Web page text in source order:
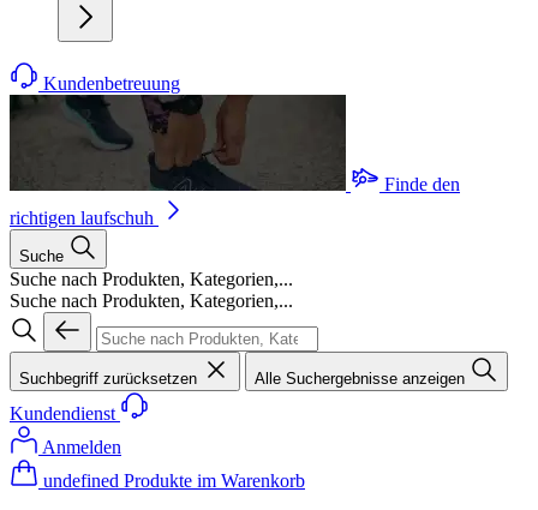
Kundenbetreuung
Finde den
richtigen laufschuh
Suche
Suche nach Produkten, Kategorien,...
Suche nach Produkten, Kategorien,...
Suchbegriff zurücksetzen Alle Suchergebnisse anzeigen
Kundendienst
Anmelden
undefined Produkte im Warenkorb